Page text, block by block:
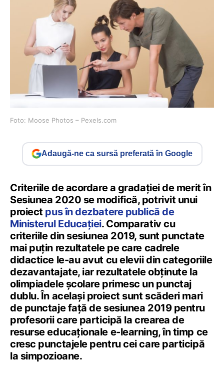
Foto: Moose Photos – Pexels.com
Adaugă-ne ca sursă preferată în Google
Criteriile de acordare a gradației de merit în
Sesiunea 2020 se modifică, potrivit unui
proiect pus în dezbatere publică de
Ministerul Educației. Comparativ cu
criteriile din sesiunea 2019, sunt punctate
mai puțin rezultatele pe care cadrele
didactice le-au avut cu elevii din categoriile
dezavantajate, iar rezultatele obținute la
olimpiadele școlare primesc un punctaj
dublu. În același proiect sunt scăderi mari
de punctaje față de sesiunea 2019 pentru
profesorii care participă la crearea de
resurse educaționale e-learning, în timp ce
cresc punctajele pentru cei care participă
la simpozioane.